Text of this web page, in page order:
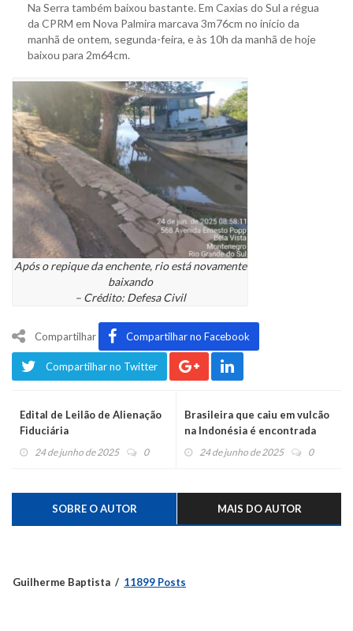
Na Serra também baixou bastante. Em Caxias do Sul a régua
da CPRM em Nova Palmira marcava 3m76cm no início da
manhã de ontem, segunda-feira, e às 10h da manhã de hoje
baixou para 2m64cm.
Após o repique da enchente, rio está novamente
baixando
– Crédito: Defesa Civil
Compartilhar Compartilhar no Facebook
Compartilhar no Twitter
Edital de Leilão de Alienação
Fiduciária
24 de junho de 2025 0
Brasileira que caiu em vulcão
na Indonésia é encontrada
sem vida
24 de junho de 2025 0
SOBRE O AUTOR MAIS DO AUTOR
Guilherme Baptista 11899 Posts